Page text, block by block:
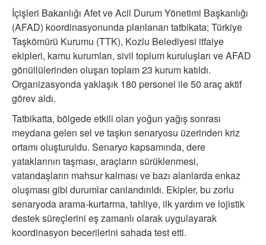
İçişleri Bakanlığı Afet ve Acil Durum Yönetimi Başkanlığı
(AFAD) koordinasyonunda planlanan tatbikata; Türkiye
Taşkömürü Kurumu (TTK), Kozlu Belediyesi itfaiye
ekipleri, kamu kurumları, sivil toplum kuruluşları ve AFAD
gönüllülerinden oluşan toplam 23 kurum katıldı.
Organizasyonda yaklaşık 180 personel ile 50 araç aktif
görev aldı.
Tatbikatta, bölgede etkili olan yoğun yağış sonrası
meydana gelen sel ve taşkın senaryosu üzerinden kriz
ortamı oluşturuldu. Senaryo kapsamında, dere
yataklarının taşması, araçların sürüklenmesi,
vatandaşların mahsur kalması ve bazı alanlarda enkaz
oluşması gibi durumlar canlandırıldı. Ekipler, bu zorlu
senaryoda arama-kurtarma, tahliye, ilk yardım ve lojistik
destek süreçlerini eş zamanlı olarak uygulayarak
koordinasyon becerilerini sahada test etti.